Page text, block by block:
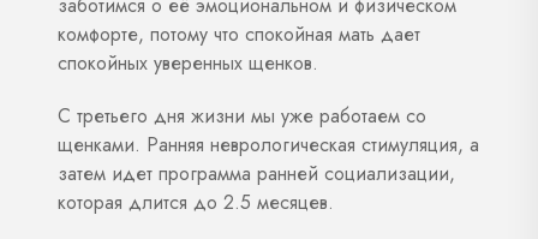
комфорте, потому что спокойная мать дает
спокойных уверенных щенков.
С третьего дня жизни мы уже работаем со
щенками. Ранняя неврологическая стимуляция, а
затем идет программа ранней социализации,
которая длится до 2.5 месяцев.